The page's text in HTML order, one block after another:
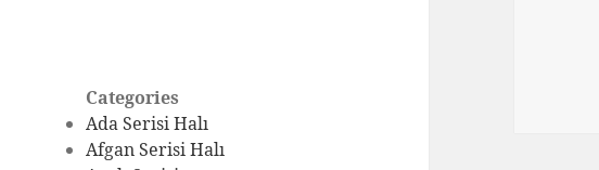
Categories
Ada Serisi Halı
Afgan Serisi Halı